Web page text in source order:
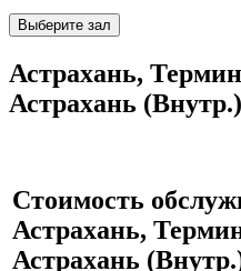
Выберите зал
Астрахань,
Астрахань (Внутр.)
Стоимость
Астрахань,
Астрахань